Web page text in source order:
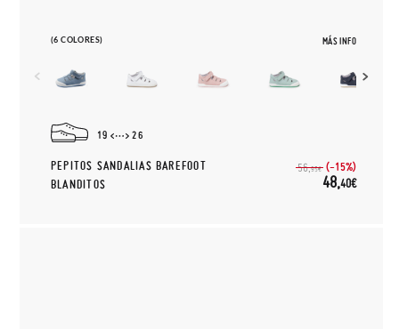
(6 COLORES) MÁS INFO
19 26
PEPITOS SANDALIAS BAREFOOT
BLANDITOS
56,95€ (-15%)
48,40€